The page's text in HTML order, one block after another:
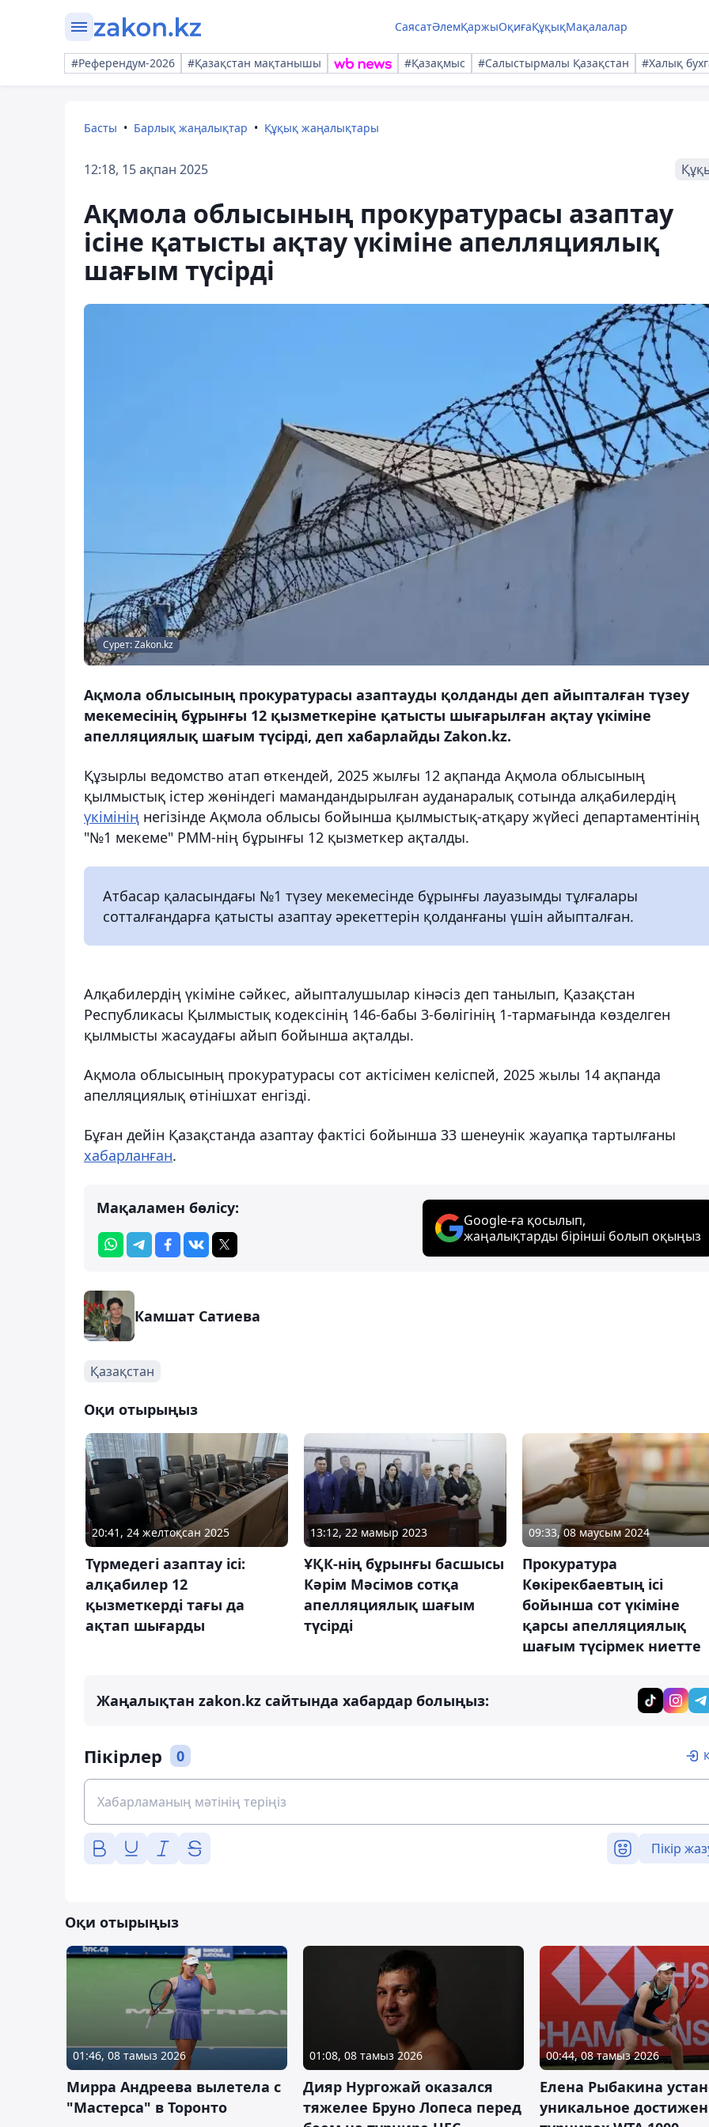
СаясатӘлемҚаржыОқиғаҚұқықМақалалар
#Референдум-2026 #Қазақстан мақтанышы #Қазақмыс #Салыстырмалы Қазақстан #Халық
Басты Барлық жаңалықтар Құқық жаңалықтары
12:18, 15 ақпан 2025
Ақмола облысының прокуратурасы азаптау
ісіне қатысты ақтау үкіміне апелляциялық
шағым түсірді
Сурет: Zakon.kz
Ақмола облысының прокуратурасы азаптауды қолданды деп айыпталған түзеу
мекемесінің бұрынғы 12 қызметкеріне қатысты шығарылған ақтау үкіміне
апелляциялық шағым түсірді, деп хабарлайды Zakon.kz.
Құзырлы ведомство атап өткендей, 2025 жылғы 12 ақпанда Ақмола облысының
қылмыстық істер жөніндегі мамандандырылған ауданаралық сотында алқабилердің
үкімінің негізінде Ақмола облысы бойынша қылмыстық-атқару жүйесі департаментінің
"№1 мекеме" РММ-нің бұрынғы 12 қызметкер ақталды.
Атбасар қаласындағы №1 түзеу мекемесінде бұрынғы лауазымды тұлғалары
сотталғандарға қатысты азаптау әрекеттерін қолданғаны үшін айыпталған.
Алқабилердің үкіміне сәйкес, айыпталушылар кінәсіз деп танылып, Қазақстан
Республикасы Қылмыстық кодексінің 146-бабы 3-бөлігінің 1-тармағында көзделген
қылмысты жасаудағы айып бойынша ақталды.
Ақмола облысының прокуратурасы сот актісімен келіспей, 2025 жылы 14 ақпанда
апелляциялық өтінішхат енгізді.
Бұған дейін Қазақстанда азаптау фактісі бойынша 33 шенеунік жауапқа тартылғаны
хабарланған.
Мақаламен бөлісу:
Google-ға қосылып,
жаңалықтарды бірінші болып оқыңыз
Камшат Сатиева
Қазақстан
Оқи отырыңыз
20:41, 24 желтоқсан 2025
Түрмедегі азаптау ісі:
алқабилер 12
қызметкерді тағы да
ақтап шығарды
13:12, 22 мамыр 2023
ҰҚК-нің бұрынғы басшысы
Кәрім Мәсімов сотқа
апелляциялық шағым
түсірді
09:33, 08 маусым 2024
Прокуратура
Көкірекбаевтың ісі
бойынша сот үкіміне
қарсы апелляциялық
шағым түсірмек ниетте
Жаңалықтан zakon.kz сайтында хабардар болыңыз:
Пікірлер 0
Пікір
Оқи отырыңыз
01:46, 08 тамыз 2026
Мирра Андреева вылетела с
"Мастерса" в Торонто
01:08, 08 тамыз 2026
Дияр Нургожай оказался
тяжелее Бруно Лопеса перед
00:44, 08 тамыз 2026
Елена Рыбакина
уникальное